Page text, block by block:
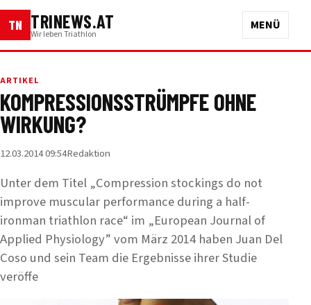
TN TRINEWS.AT
Wir leben Triathlon
MENÜ
ARTIKEL
KOMPRESSIONSSTRÜMPFE OHNE
WIRKUNG?
12.03.2014 09:54Redaktion
Unter dem Titel „Compression stockings do not
improve muscular performance during a half-
ironman triathlon race“ im „European Journal of
Applied Physiology” vom März 2014 haben Juan Del
Coso und sein Team die Ergebnisse ihrer Studie
veröffe